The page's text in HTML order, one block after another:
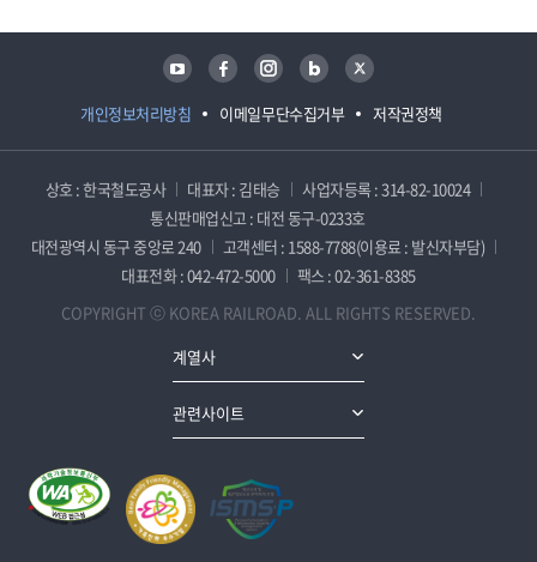
개인정보처리방침 이메일무단수집거부 저작권정책
유튜브 페이스북 인스타그램 블로그 트위터
상호 : 한국철도공사 대표자 : 김태승
사업자등록 : 314-82-10024
통신판매업신고 : 대전 동구-0233호
대전광역시 동구 중앙로 240
고객센터 : 1588-7788(이용료 : 발신자부담)
대표전화 : 042-472-5000
팩스 : 02-361-8385
COPYRIGHT ⓒ KOREA RAILROAD. ALL RIGHTS RESERVED.
계열사
관련사이트